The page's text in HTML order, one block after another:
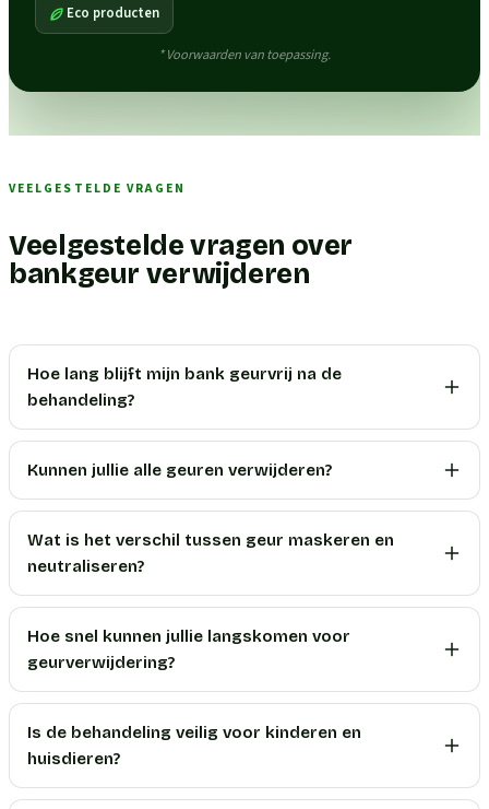
Eco producten
* Voorwaarden van toepassing.
VEELGESTELDE VRAGEN
Veelgestelde vragen over
bankgeur verwijderen
Hoe lang blijft mijn bank geurvrij na de
behandeling?
Kunnen jullie alle geuren verwijderen?
Wat is het verschil tussen geur maskeren en
neutraliseren?
Hoe snel kunnen jullie langskomen voor
geurverwijdering?
Is de behandeling veilig voor kinderen en
huisdieren?